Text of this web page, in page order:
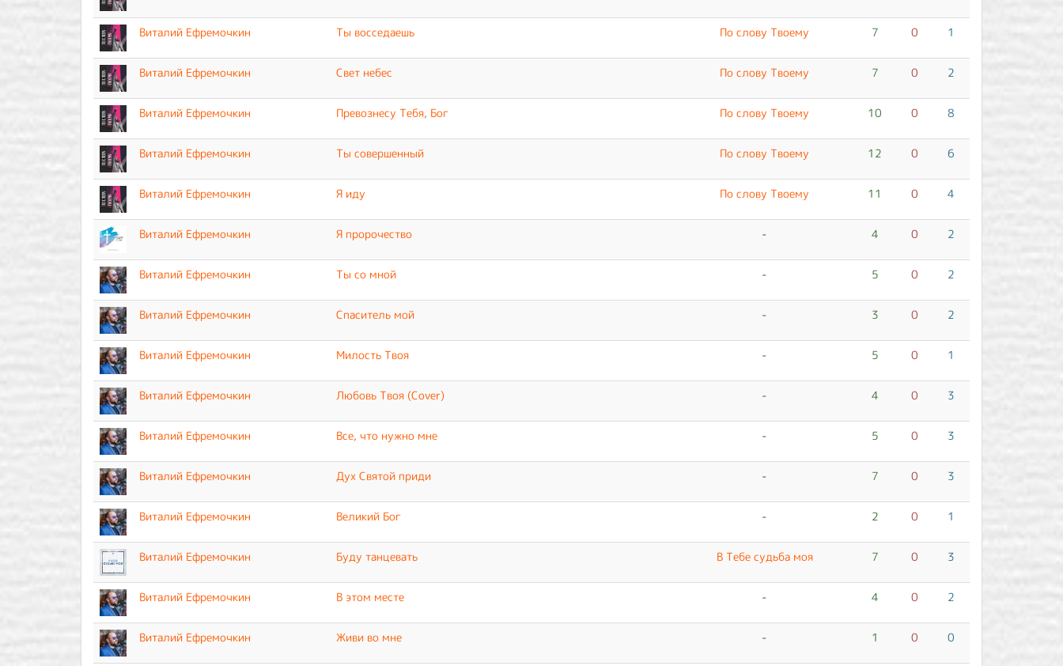
Виталий Ефремочкин Ты восседаешь По слову Твоему 7 0 1
Виталий Ефремочкин Свет небес По слову Твоему 7 0 2
Виталий Ефремочкин Превознесу Тебя, Бог По слову Твоему 10 0 8
Виталий Ефремочкин Ты совершенный По слову Твоему 12 0 6
Виталий Ефремочкин Я иду По слову Твоему 11 0 4
Виталий Ефремочкин Я пророчество - 4 0 2
Виталий Ефремочкин Ты со мной - 5 0 2
Виталий Ефремочкин Спаситель мой - 3 0 2
Виталий Ефремочкин Милость Твоя - 5 0 1
Виталий Ефремочкин Любовь Твоя (Cover) - 4 0 3
Виталий Ефремочкин Все, что нужно мне - 5 0 3
Виталий Ефремочкин Дух Святой приди - 7 0 3
Виталий Ефремочкин Великий Бог - 2 0 1
Виталий Ефремочкин Буду танцевать В Тебе судьба моя 7 0 3
Виталий Ефремочкин В этом месте - 4 0 2
Виталий Ефремочкин Живи во мне - 1 0 0